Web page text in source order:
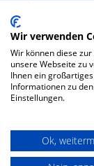
FAQ
Wir verwenden
Wir können diese
unsere Webseite zu
Ihnen ein
Informationen zu
Einstellungen.
Ok,